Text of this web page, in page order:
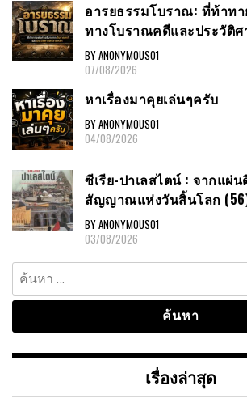
อารยธรรมโบราณ: ที่ท้าท
ทางโบราณคดีและประวัติ
BY ANONYMOUS01
07/08/2026
หาเรื่องมาคุยเล่นๆครับ
BY ANONYMOUS01
04/08/2026
ซีเรีย-ปาเลสไตน์ : จากแผ่
สัญญาณแห่งวันสิ้นโลก
BY ANONYMOUS01
03/08/2026
ค้นหา
สำหรับ:
เรื่องล่าสุด